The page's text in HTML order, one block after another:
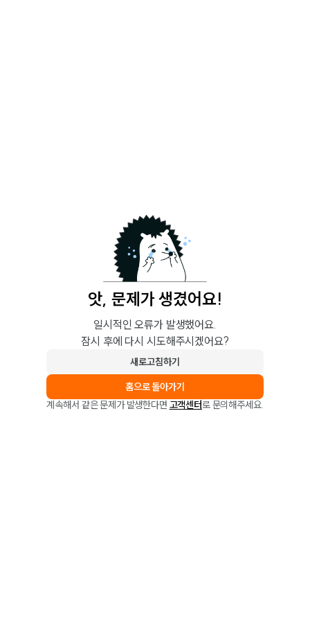
앗, 문제가 생겼어요!
일시적인 오류가 발생했어요.
잠시 후에 다시 시도해주시겠어요?
새로고침하기
홈으로 돌아가기
계속해서 같은 문제가 발생한다면 고객센터로 문의해주세요.